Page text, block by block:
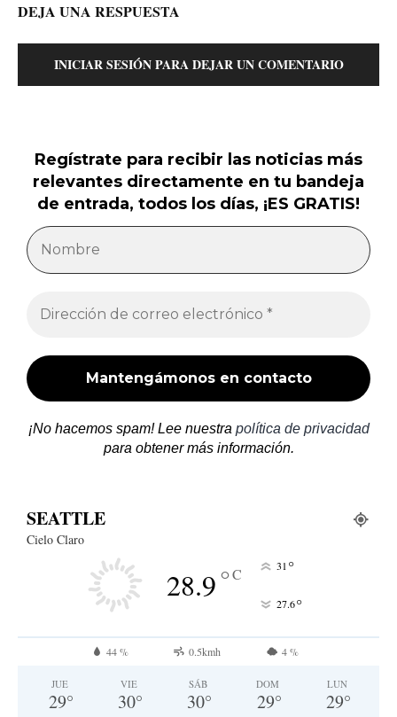
DEJA UNA RESPUESTA
INICIAR SESIÓN PARA DEJAR UN COMENTARIO
Regístrate para recibir las noticias más
relevantes directamente en tu bandeja
de entrada, todos los días, ¡ES GRATIS!
¡No hacemos spam! Lee nuestra política de privacidad
para obtener más información.
SEATTLE
Cielo Claro
28.9°C 31°
27.6°
44 % 0.5kmh 4 %
JUE
29°
VIE
30°
SÁB
30°
DOM
29°
LUN
29°